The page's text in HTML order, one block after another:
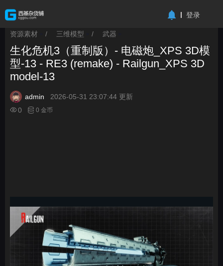
登录
资源素材 / 三维模型 / 武器
生化危机3（重制版）- 电磁炮_XPS 3D模
型-13 - RE3 (remake) - Railgun_XPS 3D
model-13
admin
2026-05-31 23:07:44 更新
0
0 金币